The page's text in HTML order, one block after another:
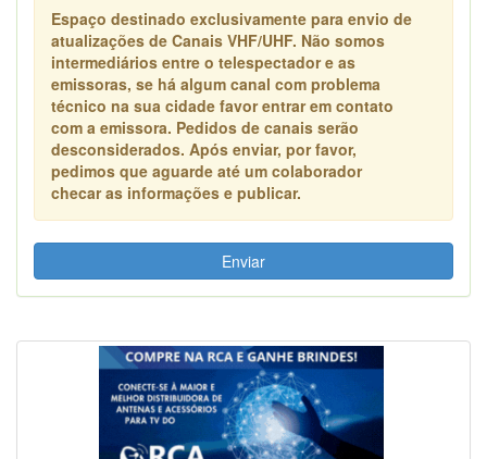
Espaço destinado exclusivamente para envio de
atualizações de Canais VHF/UHF. Não somos
intermediários entre o telespectador e as
emissoras, se há algum canal com problema
técnico na sua cidade favor entrar em contato
com a emissora. Pedidos de canais serão
desconsiderados. Após enviar, por favor,
pedimos que aguarde até um colaborador
checar as informações e publicar.
Enviar